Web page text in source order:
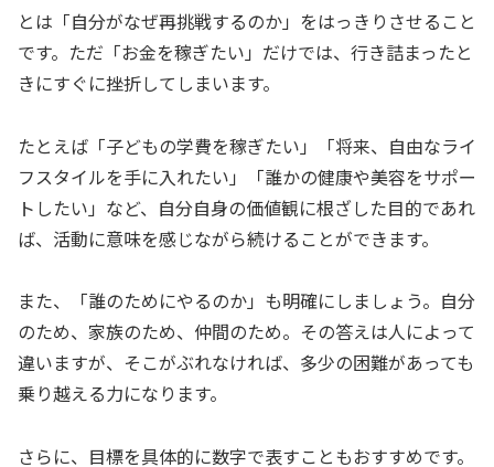
とは「自分がなぜ再挑戦するのか」をはっきりさせること
です。ただ「お金を稼ぎたい」だけでは、行き詰まったと
きにすぐに挫折してしまいます。
たとえば「子どもの学費を稼ぎたい」「将来、自由なライ
フスタイルを手に入れたい」「誰かの健康や美容をサポー
トしたい」など、自分自身の価値観に根ざした目的であれ
ば、活動に意味を感じながら続けることができます。
また、「誰のためにやるのか」も明確にしましょう。自分
のため、家族のため、仲間のため。その答えは人によって
違いますが、そこがぶれなければ、多少の困難があっても
乗り越える力になります。
さらに、目標を具体的に数字で表すこともおすすめです。